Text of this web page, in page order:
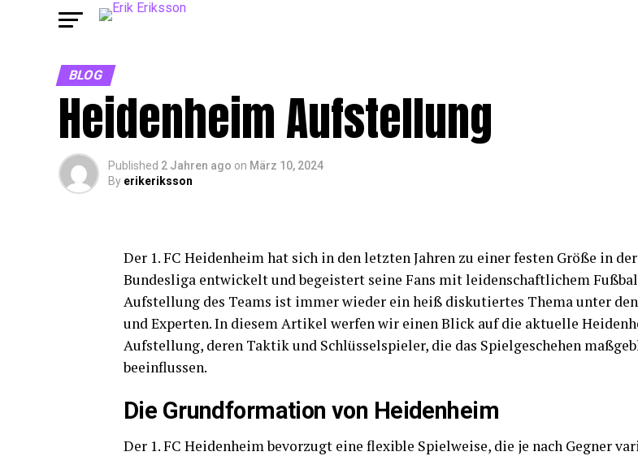
BLOG
Heidenheim Aufstellung
Published 2 Jahren ago on März 10, 2024
By erikeriksson
Der 1. FC Heidenheim hat sich in den letzten Jahren zu einer festen Größe in der
Bundesliga entwickelt und begeistert seine Fans mit leidenschaftlichem
Aufstellung des Teams ist immer wieder ein heiß diskutiertes Thema unter
und Experten. In diesem Artikel werfen wir einen Blick auf die aktuelle
Aufstellung, deren Taktik und Schlüsselspieler, die das Spielgeschehen
beeinflussen.
Die Grundformation von Heidenheim
Der 1. FC Heidenheim bevorzugt eine flexible Spielweise, die je nach Gegner